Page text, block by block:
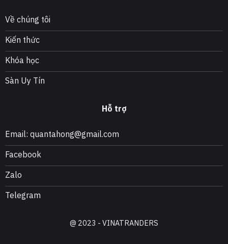
Về chúng tôi
Kiến thức
Khóa học
Sàn Uy Tín
Hỗ trợ
Email: quantahong@gmail.com
Facebook
Zalo
Telegram
@ 2023 - VINATRANDERS